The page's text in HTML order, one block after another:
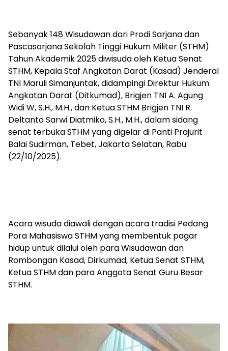
Sebanyak 148 Wisudawan dari Prodi Sarjana dan
Pascasarjana Sekolah Tinggi Hukum Militer (STHM)
Tahun Akademik 2025 diwisuda oleh Ketua Senat
STHM, Kepala Staf Angkatan Darat (Kasad) Jenderal
TNI Maruli Simanjuntak, didampingi Direktur Hukum
Angkatan Darat (Ditkumad), Brigjen TNI A. Agung
Widi W, S.H., M.H., dan Ketua STHM Brigjen TNI R.
Deltanto Sarwi Diatmiko, S.H., M.H., dalam sidang
senat terbuka STHM yang digelar di Panti Prajurit
Balai Sudirman, Tebet, Jakarta Selatan, Rabu
(22/10/2025).
Acara wisuda diawali dengan acara tradisi Pedang
Pora Mahasiswa STHM yang membentuk pagar
hidup untuk dilalui oleh para Wisudawan dan
Rombongan Kasad, Dirkumad, Ketua Senat STHM,
Ketua STHM dan para Anggota Senat Guru Besar
STHM.